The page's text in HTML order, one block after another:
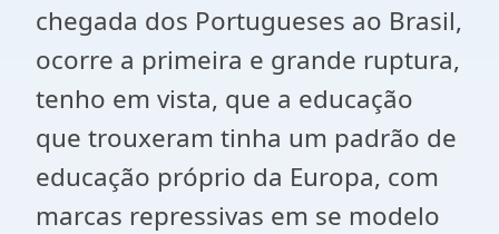
chegada dos Portugueses ao Brasil,
ocorre a primeira e grande ruptura,
tenho em vista, que a educação
que trouxeram tinha um padrão de
educação próprio da Europa, com
marcas repressivas em se modelo